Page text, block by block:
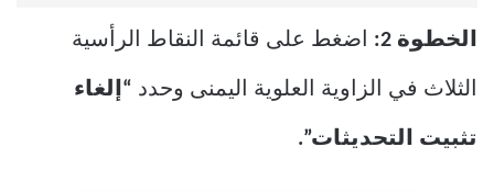
الخطوة 2: اضغط على قائمة النقاط الرأسية
الثلاث في الزاوية العلوية اليمنى وحدد “إلغاء
تثبيت التحديثات”.